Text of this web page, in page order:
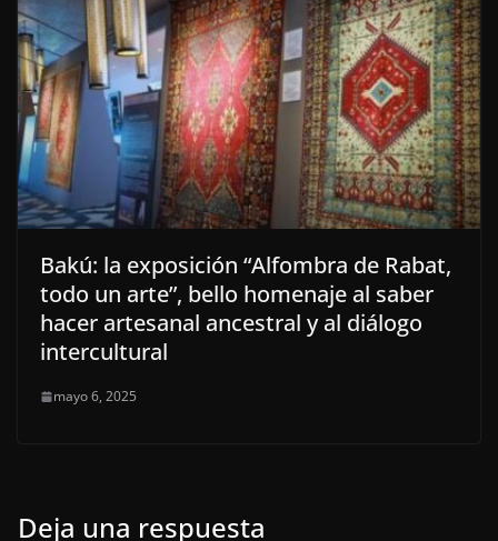
Bakú: la exposición “Alfombra de Rabat,
todo un arte”, bello homenaje al saber
hacer artesanal ancestral y al diálogo
intercultural
mayo 6, 2025
Deja una respuesta